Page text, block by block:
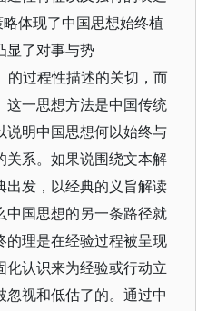
体现了中国思想始终植
显了对事与势
过程性描述的关切，而
这一思想方法是中国传统
说明中国思想何以始终与
关系。如果说围绕文本解
出发，以经典的义旨解读
中国思想的另一条路径就
的理是在经验过程被呈现
化认识来为经验或行动立
视和低估了的。通过中